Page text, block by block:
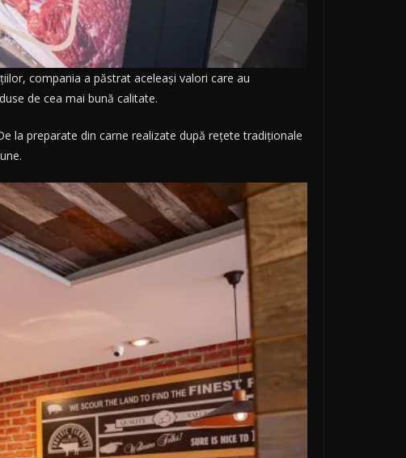
compania a păstrat aceleași valori care au
de cea mai bună calitate.
la preparate din carne realizate după rețete tradiționale